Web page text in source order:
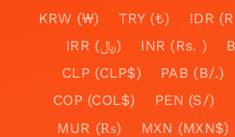
KRW (₩)
TRY (₺) IDR
IRR (﷼)
INR (Rs. )
CLP (CLP$)
PAB (B/.)
COP (COL$)
PEN (S/)
MUR (₨)
MXN (MXN$)